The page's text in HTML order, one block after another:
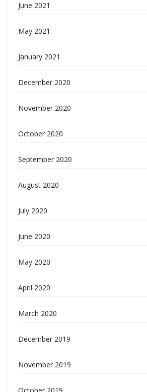
June 2021
May 2021
January 2021
December 2020
November 2020
October 2020
September 2020
August 2020
July 2020
June 2020
May 2020
April 2020
March 2020
December 2019
November 2019